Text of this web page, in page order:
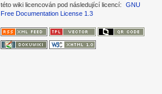
této wiki licencován pod následující licencí:
GNU
Free Documentation License 1.3